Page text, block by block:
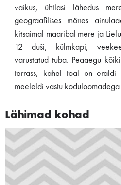
vaikus, ühtlasi lähedus
geograafilises mõttes
kitsaimal maaribal mere ja
12 duši, külmkapi,
varustatud tuba. Peaaegu
terrass, kahel toal on eraldi
meeleldi vastu
Lähimad kohad